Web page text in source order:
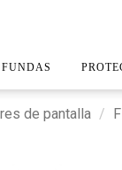
FUNDAS
de pantalla